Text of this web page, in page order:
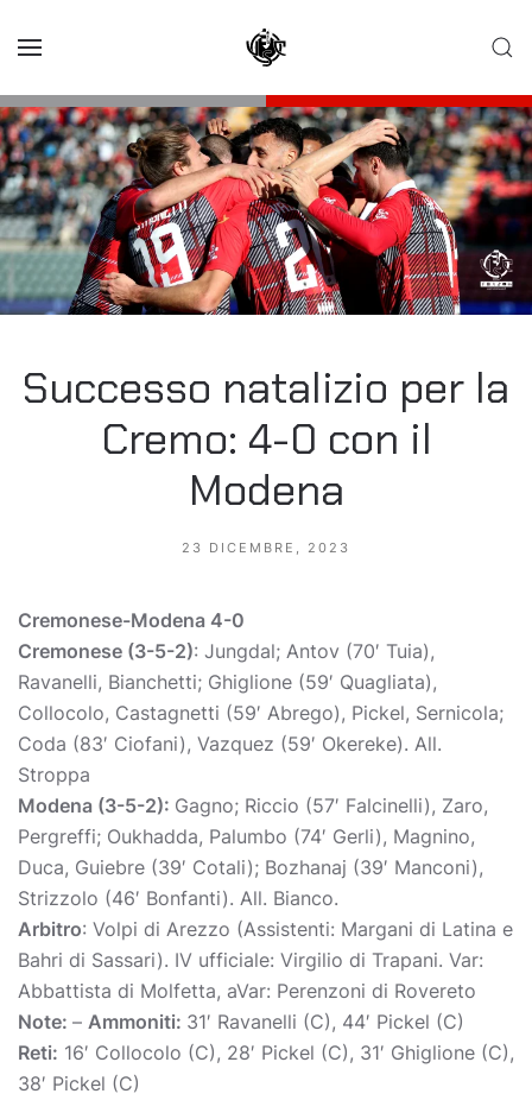
Successo natalizio per la
Cremo: 4-0 con il
Modena
23 DICEMBRE, 2023
Cremonese-Modena 4-0
Cremonese (3-5-2): Jungdal; Antov (70′ Tuia),
Ravanelli, Bianchetti; Ghiglione (59′ Quagliata),
Collocolo, Castagnetti (59′ Abrego), Pickel, Sernicola;
Coda (83′ Ciofani), Vazquez (59′ Okereke). All.
Stroppa
Modena (3-5-2): Gagno; Riccio (57′ Falcinelli), Zaro,
Pergreffi; Oukhadda, Palumbo (74′ Gerli), Magnino,
Duca, Guiebre (39′ Cotali); Bozhanaj (39′ Manconi),
Strizzolo (46′ Bonfanti). All. Bianco.
Arbitro: Volpi di Arezzo (Assistenti: Margani di Latina e
Bahri di Sassari). IV ufficiale: Virgilio di Trapani. Var:
Abbattista di Molfetta, aVar: Perenzoni di Rovereto
Note: – Ammoniti: 31′ Ravanelli (C), 44′ Pickel (C)
Reti: 16′ Collocolo (C), 28′ Pickel (C), 31′ Ghiglione (C),
38′ Pickel (C)